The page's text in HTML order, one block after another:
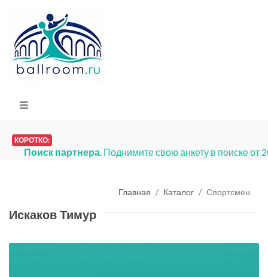
КОРОТКО:
Поиск партнера. Поднимите свою анкету в поиске от
Главная Каталог Спортсмен
Искаков Тимур